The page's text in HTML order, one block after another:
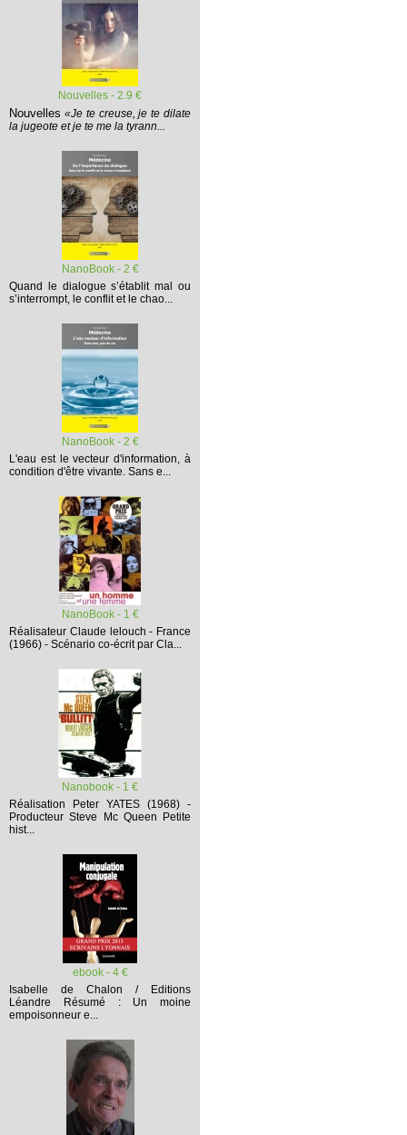
Nouvelles - 2.9 €
Nouvelles «Je te creuse, je te dilate
la jugeote et je te me la tyrann...
NanoBook - 2 €
Quand le dialogue s’établit mal ou
s’interrompt, le conflit et le chao...
NanoBook - 2 €
L'eau est le vecteur d'information, à
condition d'être vivante. Sans e...
NanoBook - 1 €
Réalisateur Claude lelouch - France
(1966) - Scénario co-écrit par Cla...
Nanobook - 1 €
Réalisation Peter YATES (1968) -
Producteur Steve Mc Queen
Petite
hist...
ebook - 4 €
Isabelle de Chalon / Editions
Léandre
Résumé :
Un moine
empoisonneur e...